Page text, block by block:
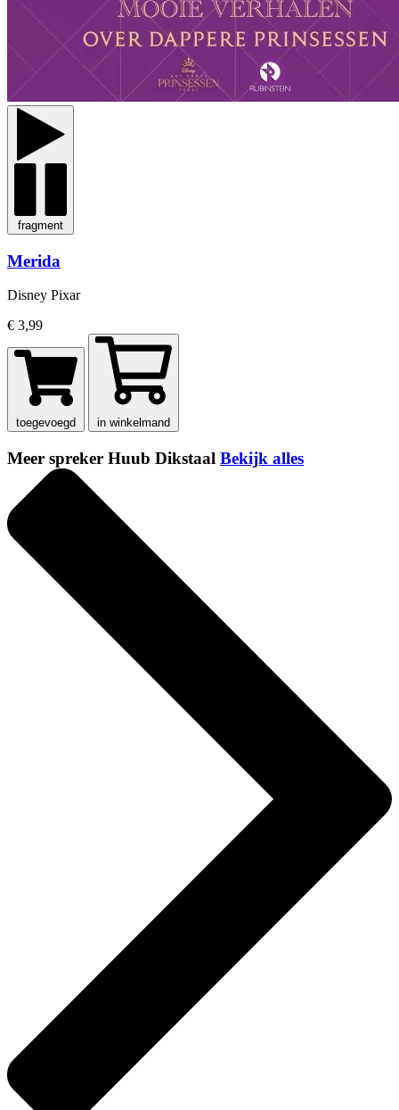
fragment
Merida
Disney Pixar
€ 3,99
toegevoegd in winkelmand
Meer spreker Huub Dikstaal Bekijk alles